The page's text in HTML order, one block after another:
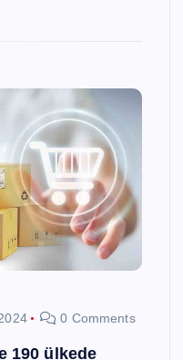
0 Comments
190 ülkede